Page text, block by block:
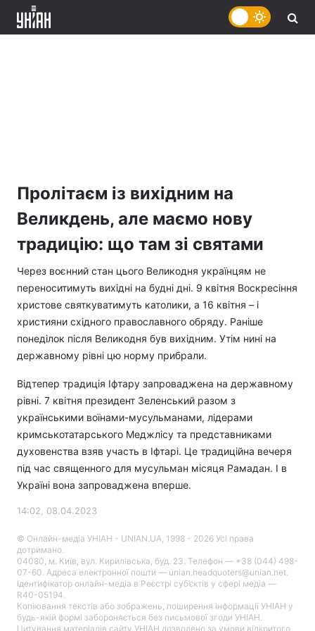
Пролітаєм із вихідним на
Великдень, але маємо нову
традицію: що там зі святами
Через воєнний стан цього Великодня українцям не
переноситимуть вихідні на будні дні. 9 квітня Воскресіння
христове святкуватимуть католики, а 16 квітня – і
християни східного православного обряду. Раніше
понеділок після Великодня був вихідним. Утім нині на
державному рівні цю норму прибрали.
Відтепер традиція Іфтару запроваджена на державному
рівні. 7 квітня президент Зеленський разом з
українськими воїнами-мусульманами, лідерами
кримськотатарського Меджлісу та представниками
духовенства взяв участь в Іфтарі. Це традиційна вечеря
під час священного для мусульман місяця Рамадан. І в
Україні вона запроваджена вперше.
14:02, 08.04.2023
© Онлайн-медіа УНІАН - UNIAN.UA, 1998 - 2026 Усі права
дотримано.
04080, м. Київ, вул. Кирилівська, буд. 23. Телефон — +38 (044) 498-
07-60. Адреса електронної пошти — unian.headquoters@unian.net.
Ідентифікатор онлайн-медіа в Реєстрі суб’єктів у сфері медіа —
R40-05194.
Копіювання текстів або зображень, поширення інформації УНІАН у
будь-якій формі забороняється без письмової згоди УНІАН.
Цитування матеріалів сайту УНІАН дозволено за умови відкритого